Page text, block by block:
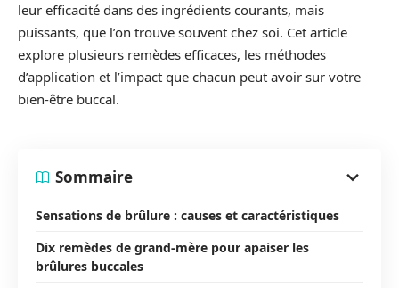
leur efficacité dans des ingrédients courants, mais
puissants, que l’on trouve souvent chez soi. Cet article
explore plusieurs remèdes efficaces, les méthodes
d’application et l’impact que chacun peut avoir sur votre
bien-être buccal.
Sommaire
Sensations de brûlure : causes et caractéristiques
Dix remèdes de grand-mère pour apaiser les
brûlures buccales